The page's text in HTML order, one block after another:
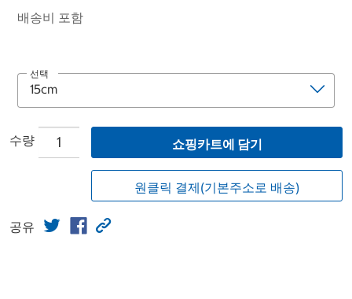
배송비 포함
선택
수량 쇼핑카트에 담기
원클릭 결제(기본주소로 배송)
공유